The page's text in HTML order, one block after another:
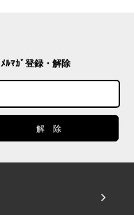
ﾒﾙﾏｶﾞ登録・解除